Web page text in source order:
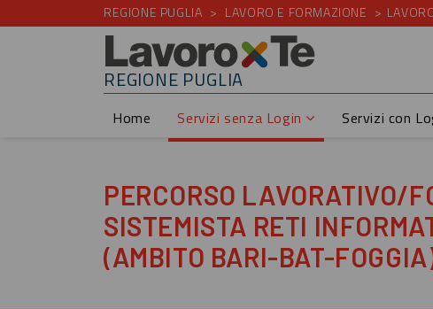
REGIONE PUGLIA LAVORO E FORMAZIONE
REGIONE PUGLIA
Home Servizi senza Login Servizi con
PERCORSO LAVORATIVO/
SISTEMISTA RETI
(AMBITO BARI-BAT-